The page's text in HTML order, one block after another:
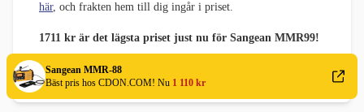
Sangean MMR-88
Bäst pris hos CDON.COM! Nu 1 110 kr
här, och frakten hem till dig ingår i priset.
1711 kr är det lägsta priset just nu för Sangean MMR99!